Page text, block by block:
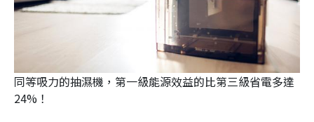
同等吸力的抽濕機，第一級能源效益的比第三級省電多達
24%！